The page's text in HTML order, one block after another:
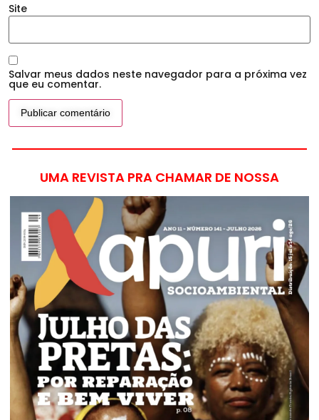
Site
Salvar meus dados neste navegador para a próxima vez
que eu comentar.
UMA REVISTA PRA CHAMAR DE NOSSA